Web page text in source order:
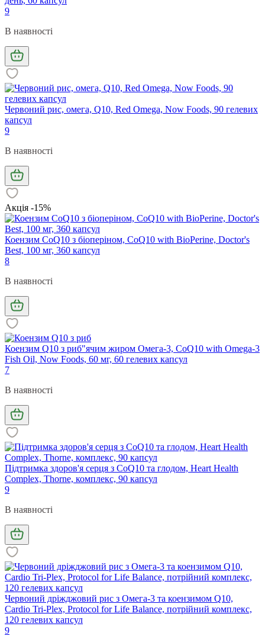
9
В наявності
Червоний рис, омега, Q10, Red Omega, Now Foods, 90 гелевих
капсул
9
В наявності
Акція -15%
Коензим CoQ10 з біоперіном, CoQ10 with BioPerine, Doctor's
Best, 100 мг, 360 капсул
8
В наявності
Коензим Q10 з риб"ячим жиром Омега-3, CoQ10 with Omega-3
Fish Oil, Now Foods, 60 мг, 60 гелевих капсул
7
В наявності
Підтримка здоров'я серця з CoQ10 та глодом, Heart Health
Complex, Thorne, комплекс, 90 капсул
9
В наявності
Червоний дріжджовий рис з Омега-3 та коензимом Q10,
Cardio Tri-Plex, Protocol for Life Balance, потрійний комплекс,
120 гелевих капсул
9